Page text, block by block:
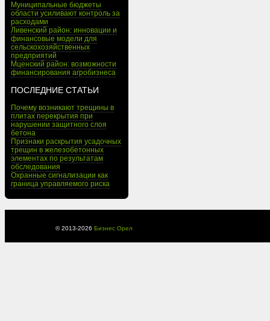
Муниципальные бюджеты
области усиливают контроль за
расходами
Ливенский район: инновации и
финансовые модели для
сельскохозяйственных
предприятий
Мценский район: возможности
финансирования агробизнеса
ПОСЛЕДНИЕ СТАТЬИ
Почему возникают трещины в
плитах перекрытия при
нарушении защитного слоя
бетона
Признаки раскрытия усадочных
трещин в железобетонных
элементах по результатам
обследования
Охранные сигнализации как
граница управляемого риска
© 2013-2026 Бизнес Орел